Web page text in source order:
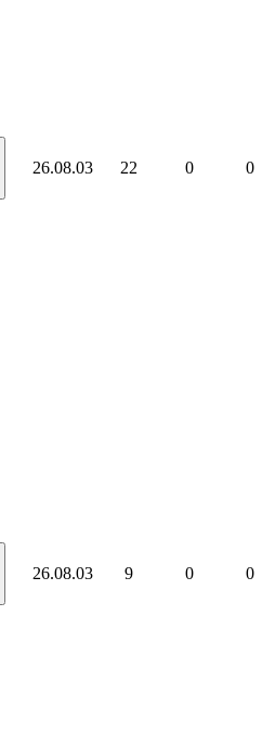
26.08.03 22 0 0
26.08.03 9 0 0